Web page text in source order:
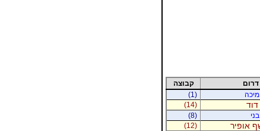
דרום
קבוצה
מיכה
(1)
דוד
(14)
(8)
אופיר
(12)